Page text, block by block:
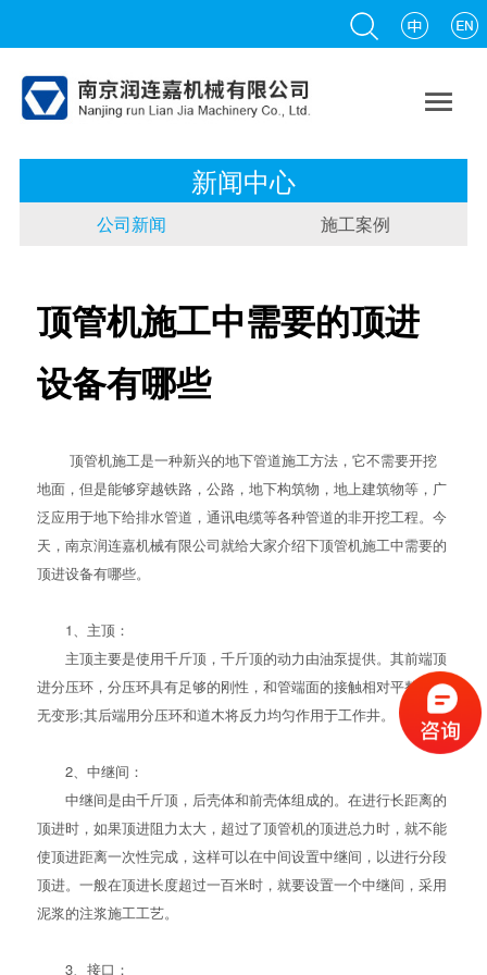

新闻中心
公司新闻 施工案例
顶管机施工中需要的顶进
设备有哪些
顶管机施工是一种新兴的地下管道施工方法，它不需要开挖
地面，但是能够穿越铁路，公路，地下构筑物，地上建筑物等，广
泛应用于地下给排水管道，通讯电缆等各种管道的非开挖工程。今
天，南京润连嘉机械有限公司就给大家介绍下顶管机施工中需要的
顶进设备有哪些。
1、主顶：
主顶主要是使用千斤顶，千斤顶的动力由油泵提供。其前端顶
进分压环，分压环具有足够的刚性，和管端面的接触相对平整，且
无变形;其后端用分压环和道木将反力均匀作用于工作井。
2、中继间：
中继间是由千斤顶，后壳体和前壳体组成的。在进行长距离的
顶进时，如果顶进阻力太大，超过了顶管机的顶进总力时，就不能
使顶进距离一次性完成，这样可以在中间设置中继间，以进行分段
顶进。一般在顶进长度超过一百米时，就要设置一个中继间，采用
泥浆的注浆施工工艺。
3、接口：